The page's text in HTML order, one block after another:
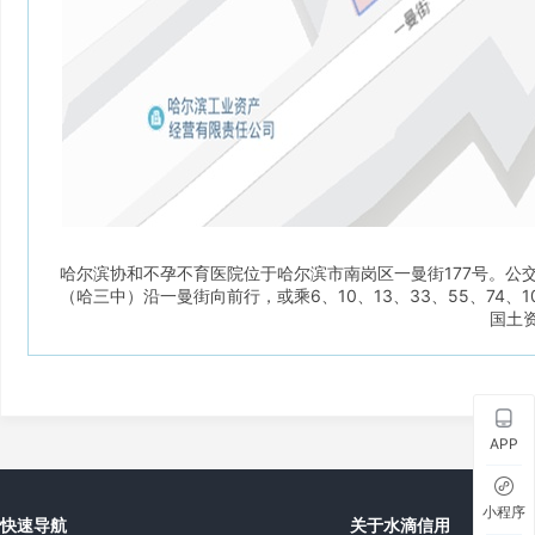
哈尔滨协和不孕不育医院位于哈尔滨市南岗区一曼街177号。
（哈三中）沿一曼街向前行，或乘6、10、13、33、55、74
国土
快速导航 关于水滴信用
APP
小程序